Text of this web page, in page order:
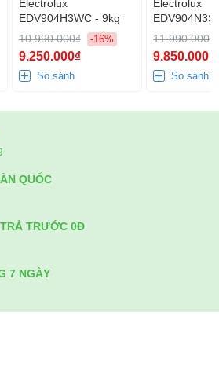
Electrolux
EDV904H3WC - 9kg
10.990.000₫
-16%
9.250.000₫
So sánh
Electrolux
11.990.000₫
9.850.000₫
So sánh
QUỐC
TRƯỚC 0Đ
7 NGÀY